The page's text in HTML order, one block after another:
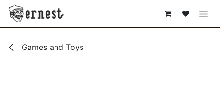
SE RENDRE AU CONTENU
Games and Toys